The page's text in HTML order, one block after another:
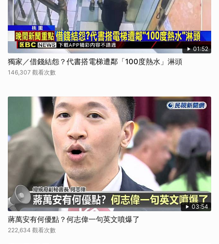
01:52
獨家／借錢結怨？代書搭電梯遭鄰「100度熱水」淋頭
146,307 觀看次數
03:54
蔣萬安有何優點？何志偉一句英文噴爆了
222,634 觀看次數